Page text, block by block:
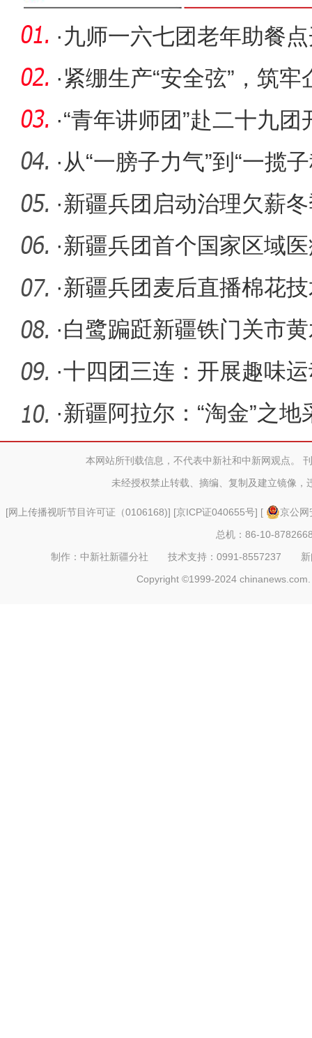
·九师一六七团老年助餐
·紧绷生产“安全弦”，筑牢
·“青年讲师团”赴二十九
· 从“一膀子力气”到“一揽
·新疆兵团启动治理欠薪
·新疆兵团首个国家区域
设速度
·新疆兵团麦后直播棉花
·白鹭蹁跹新疆铁门关市
·十四团三连：开展趣味
·新疆阿拉尔：“淘金”之
本网站所刊载信息，不代表中新社和中新网观点。
未经授权禁止转载、摘编、复制及建立镜像，
[网上传播视听节目许可证（0106168)] [京ICP证040655号] [
京公
总机：86-10-
制作：中新社新疆分社 技术支持：0991-8557237
Copyright ©1999-2024